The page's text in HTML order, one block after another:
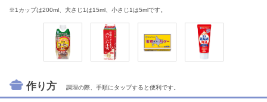
※1カップは200ml、大さじ1は15ml、小さじ1は5mlです。
作り方 調理の際、手順にタップすると便利です。